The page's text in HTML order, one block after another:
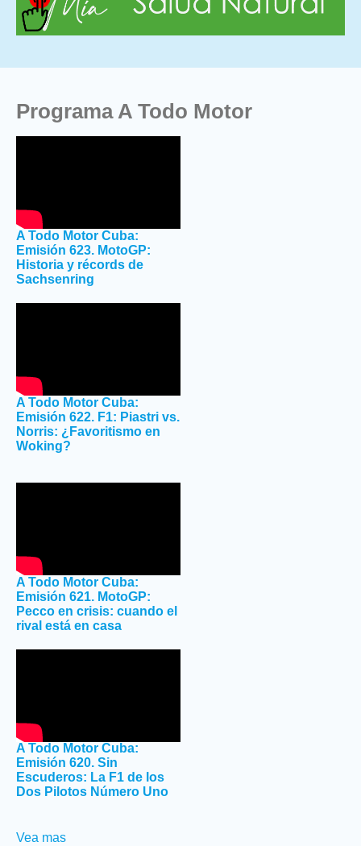
Programa A Todo Motor
A Todo Motor Cuba:
Emisión 623. MotoGP:
Historia y récords de
Sachsenring
A Todo Motor Cuba:
Emisión 622. F1: Piastri vs.
Norris: ¿Favoritismo en
Woking?
A Todo Motor Cuba:
Emisión 621. MotoGP:
Pecco en crisis: cuando el
rival está en casa
A Todo Motor Cuba:
Emisión 620. Sin
Escuderos: La F1 de los
Dos Pilotos Número Uno
Vea mas